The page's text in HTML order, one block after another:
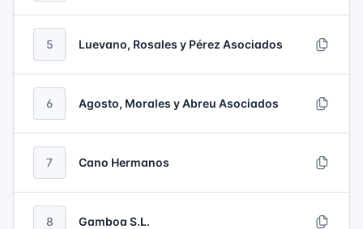
5 Luevano, Rosales y Pérez Asociados
6 Agosto, Morales y Abreu Asociados
7 Cano Hermanos
8 Gamboa S.L.